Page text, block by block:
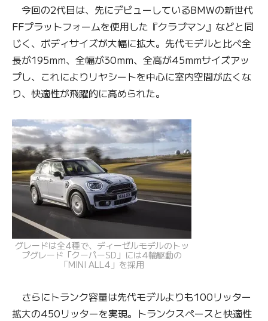
今回の2代目は、先にデビューしているBMWの新世代
FFプラットフォームを使用した『クラブマン』などと同
じく、ボディサイズが大幅に拡大。先代モデルと比べ全
長が195mm、全幅が30mm、全高が45mmサイズアッ
プし、これによりリヤシートを中心に室内空間が広くな
り、快適性が飛躍的に高められた。
グレードは全4種で、ディーゼルモデルのトッ
プグレード「クーパーSD」には4輪駆動の
「MINI ALL4」を採用
さらにトランク容量は先代モデルよりも100リッター
拡大の450リッターを実現。トランクスペースと快適性